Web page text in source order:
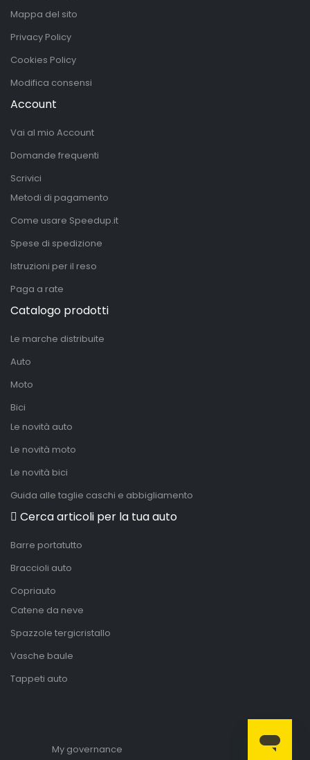
Mappa del sito
Privacy Policy
Cookies Policy
Modifica consensi
Account
Vai al mio Account
Domande frequenti
Scrivici
Metodi di pagamento
Come usare Speedup.it
Spese di spedizione
Istruzioni per il reso
Paga a rate
Catalogo prodotti
Le marche distribuite
Auto
Moto
Bici
Le novità auto
Le novità moto
Le novità bici
Guida alle taglie caschi e abbigliamento
Cerca articoli per la tua auto
Barre portatutto
Braccioli auto
Copriauto
Catene da neve
Spazzole tergicristallo
Vasche baule
Tappeti auto
My governance